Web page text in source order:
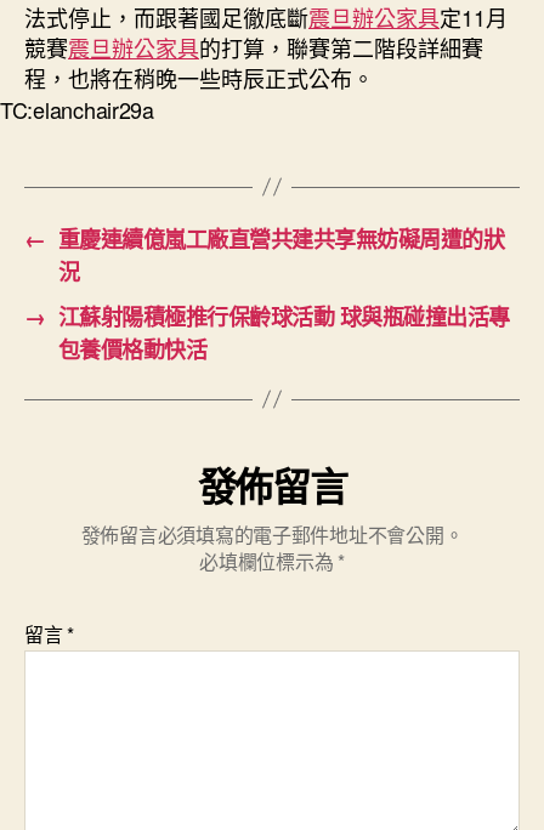
法式停止，而跟著國足徹底斷震旦辦公家具定11月
競賽震旦辦公家具的打算，聯賽第二階段詳細賽
程，也將在稍晚一些時辰正式公布。
TC:elanchair29a
← 重慶連續億嵐工廠直營共建共享無妨礙周遭的狀
況
→ 江蘇射陽積極推行保齡球活動 球與瓶碰撞出活專
包養價格動快活
發佈留言
發佈留言必須填寫的電子郵件地址不會公開。
必填欄位標示為 *
留言*